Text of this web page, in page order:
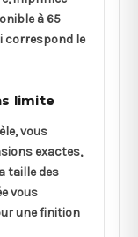
à 65
correspond le
limite
vous
exactes,
taille des
vous
une finition